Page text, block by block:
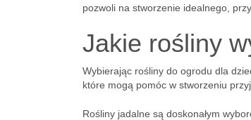
pozwoli na stworzenie idealnego,
Jakie rośliny
Wybierając rośliny do ogrodu dla
które mogą pomóc w stworzeniu
Rośliny jadalne są doskonałym